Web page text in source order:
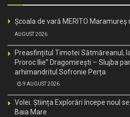
Școala de vară MERITO
AUGUST 2026
Preasfințitul Timotei Sătmăreanul,
Proroc Ilie” Dragomirești – Slujba
arhimandritul Sofronie Perța
9 AUGUST 2026
Volei. Știința Explorări începe noul
Baia Mare